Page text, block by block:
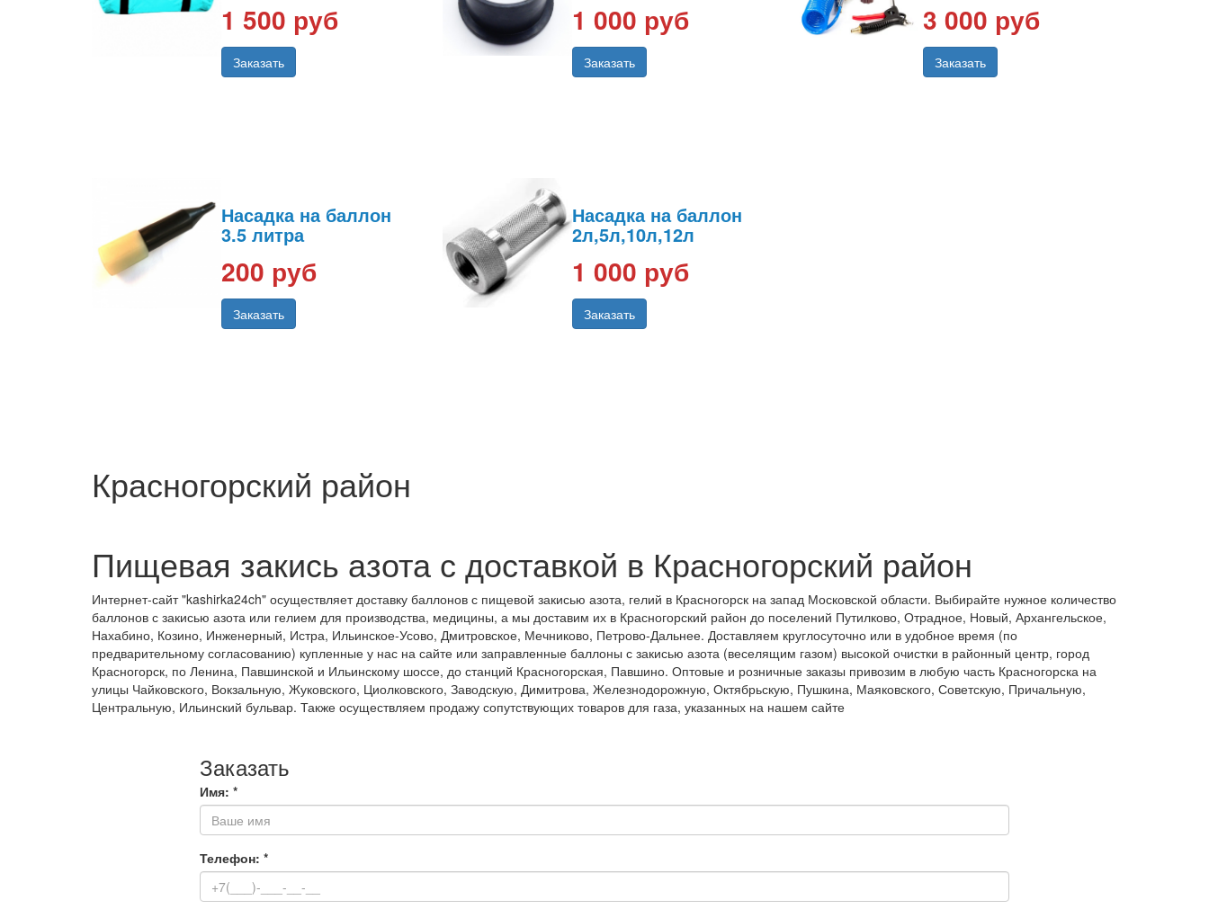
1 500 руб
Заказать
1 000 руб
Заказать
3 000 руб
Заказать
Насадка на баллон
3.5 литра
200 руб
Заказать
Насадка на баллон
2л,5л,10л,12л
1 000 руб
Заказать
Красногорский район
Пищевая закись азота с доставкой в Красногорский район
Интернет-сайт "kashirka24ch" осуществляет доставку баллонов с пищевой закисью азота, гелий в Красногорск на запад Московской области. Выбирайте нужное количество
баллонов с закисью азота или гелием для производства, медицины, а мы доставим их в Красногорский район до поселений Путилково, Отрадное, Новый, Архангельское,
Нахабино, Козино, Инженерный, Истра, Ильинское-Усово, Дмитровское, Мечниково, Петрово-Дальнее. Доставляем круглосуточно или в удобное время (по
предварительному согласованию) купленные у нас на сайте или заправленные баллоны с закисью азота (веселящим газом) высокой очистки в районный центр, город
Красногорск, по Ленина, Павшинской и Ильинскому шоссе, до станций Красногорская, Павшино. Оптовые и розничные заказы привозим в любую часть Красногорска на
улицы Чайковского, Вокзальную, Жуковского, Циолковского, Заводскую, Димитрова, Железнодорожную, Октябрьскую, Пушкина, Маяковского, Советскую, Причальную,
Центральную, Ильинский бульвар. Также осуществляем продажу сопутствующих товаров для газа, указанных на нашем сайте
Заказать
Имя: *
Телефон: *